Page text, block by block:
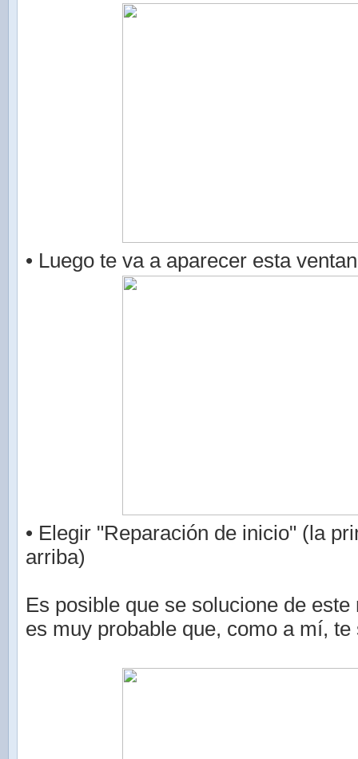
• Luego te va a aparecer esta
• Elegir "Reparación de inicio" (la
arriba)
Es posible que se solucione de
es muy probable que, como a mí,